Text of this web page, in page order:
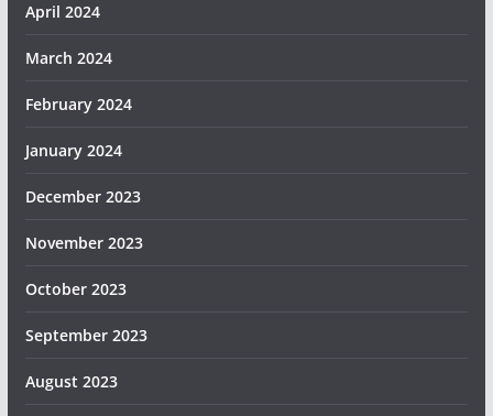
April 2024
March 2024
February 2024
January 2024
December 2023
November 2023
October 2023
September 2023
August 2023